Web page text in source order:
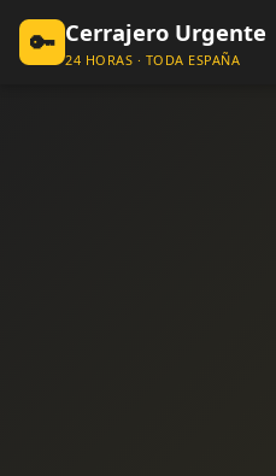
🔑 Cerrajero Urgente
24 HORAS · TODA ESPAÑA